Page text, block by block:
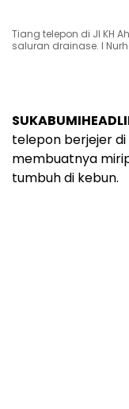
Tiang telepon di Jl KH
saluran drainase. l
telepon berjejer di
membuatnya
tumbuh di kebun.